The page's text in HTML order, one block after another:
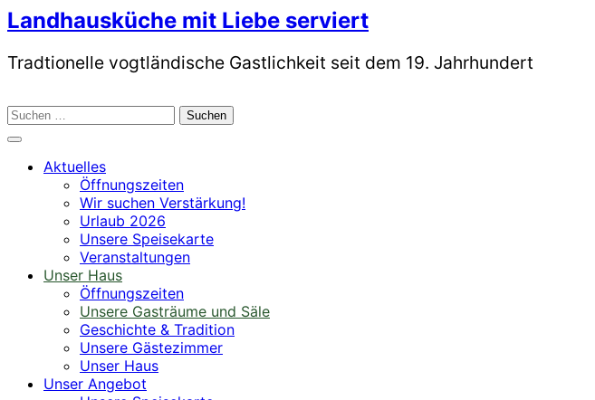
Skip
to
content
Landhausküche mit Liebe serviert
Tradtionelle vogtländische Gastlichkeit seit dem 19. Jahrhundert
Suchen
nach:
Aktuelles
Öffnungszeiten
Wir suchen Verstärkung!
Urlaub 2026
Unsere Speisekarte
Veranstaltungen
Unser Haus
Öffnungszeiten
Unsere Gasträume und Säle
Geschichte & Tradition
Unsere Gästezimmer
Unser Haus
Unser Angebot